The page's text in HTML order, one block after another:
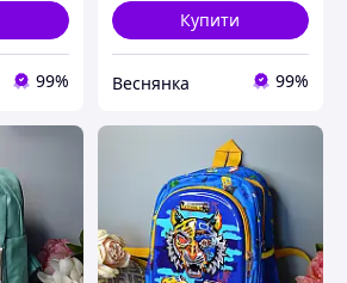
99%
Купити
Веснянка 99%